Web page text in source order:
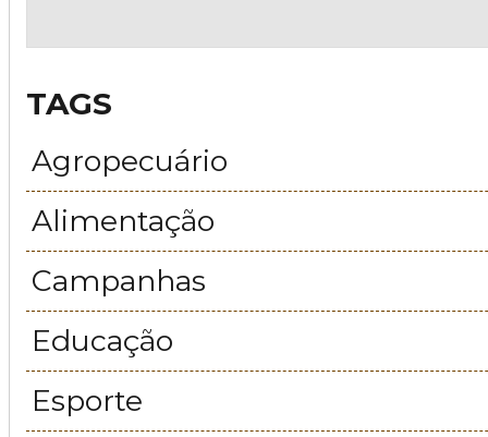
TAGS
Agropecuário
Alimentação
Campanhas
Educação
Esporte